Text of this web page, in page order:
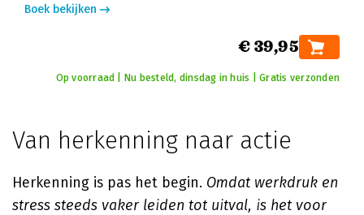
Boek bekijken
€ 39,95
Op voorraad | Nu besteld, dinsdag in huis | Gratis verzonden
Van herkenning naar actie
Herkenning is pas het begin. Omdat werkdruk en
stress steeds vaker leiden tot uitval, is het voor